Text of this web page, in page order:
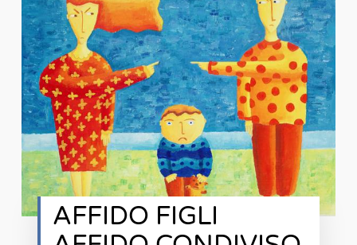
AFFIDO FIGLI